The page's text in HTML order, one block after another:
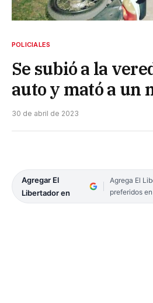
POLICIALES
Se subió a la
auto y mató a un
30 de abril de 2023
Agregar El
Libertador en
Agrega El
preferidos